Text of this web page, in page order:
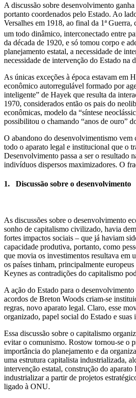
A discussão sobre desenvolvimento
portanto coordenados pelo Estado. Ao
Versalhes em 1918, ao final da 1ª
um todo dinâmico, interconectado entre
da década de 1920, e só tomou corpo e
planejamento estatal, a necessidade de
necessidade de intervenção do Estado na
As únicas exceções à época estavam em
econômico autorregulável formado por
inteligente” de Hayek que resulta da
1970, considerados então os pais do
econômicas, modelo da “síntese
possibilitou o chamando “anos de ouro”
O abandono do desenvolvimentismo vem
todo o aparato legal e institucional que o
Desenvolvimento passa a ser o resultado
indivíduos dispersos maximizadores. O
1. Discussão sobre o desenvolvimento
As discussões sobre o desenvolvimento
sonho de capitalismo civilizado, havia
fortes impactos sociais – que já haviam
capacidade produtiva, portanto, como
que movia os investimentos resultava em
os países tinham, principalmente
Keynes as contradições do capitalismo
A ação do Estado para o
acordos de Breton Woods criam-se
regras, novo aparato legal. Claro, esse
organizado, papel social do Estado e
Essa discussão sobre o capitalismo
evitar o comunismo. Rostow tornou-se o
importância do planejamento e da
uma estrutura capitalista industrializada,
intervenção estatal, construção do
industrializar a partir de projetos
ligado à ONU.